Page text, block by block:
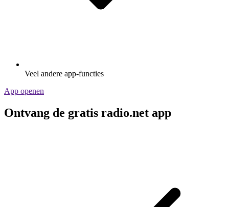
Veel andere app-functies
App openen
Ontvang de gratis radio.net app